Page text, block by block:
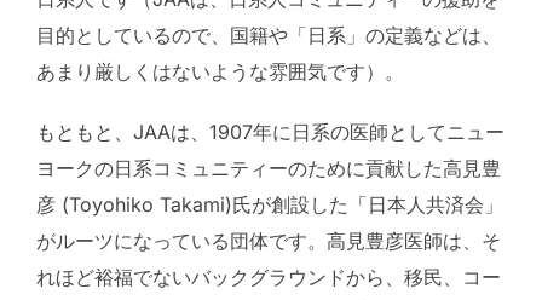
目的としているので、国籍や「日系」の定義などは、
あまり厳しくはないような雰囲気です）。
もともと、JAAは、1907年に日系の医師としてニュー
ヨークの日系コミュニティーのために貢献した高見豊
彦 (Toyohiko Takami)氏が創設した「日本人共済会」
がルーツになっている団体です。高見豊彦医師は、そ
れほど裕福でないバックグラウンドから、移民、コー